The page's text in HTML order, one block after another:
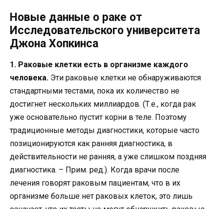
Новые данные о раке от
Исследовательского университета
Джона Хопкинса
1. Раковые клетки есть в организме каждого
человека. Эти раковые клетки не обнаруживаются
стандартными тестами, пока их количество не
достигнет нескольких миллиардов. (Т.е., когда рак
уже основательно пустит корни в теле. Поэтому
традиционные методы диагностики, которые часто
позиционируются как ранняя диагностика, в
действительности не ранняя, а уже слишком поздняя
диагностика. – Прим. ред.). Когда врачи после
лечения говорят раковым пациентам, что в их
организме больше нет раковых клеток, это лишь